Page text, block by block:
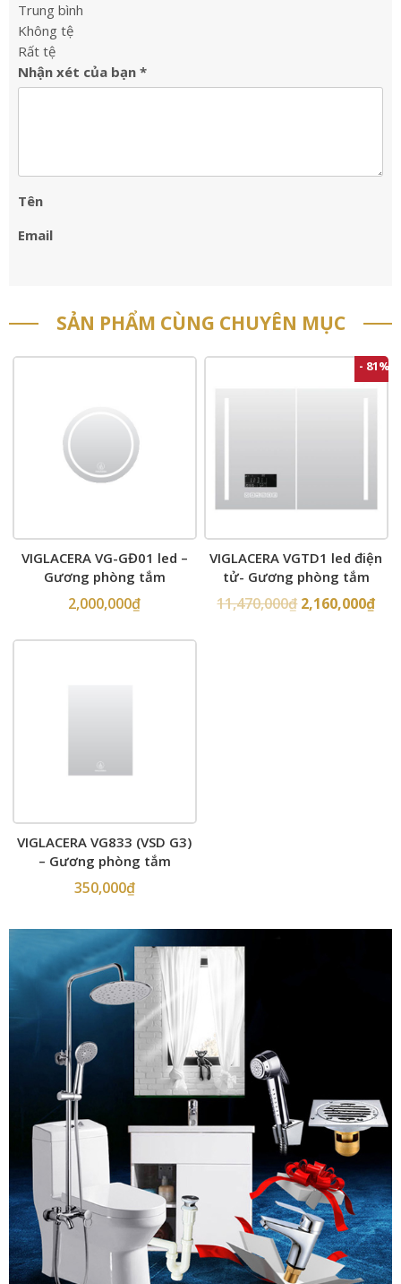
Trung bình
Không tệ
Rất tệ
Nhận xét của bạn *
Tên
Email
SẢN PHẨM CÙNG CHUYÊN MỤC
VIGLACERA VG-GĐ01 led –
Gương phòng tắm
2,000,000₫
- 81%
VIGLACERA VGTD1 led điện
tử- Gương phòng tắm
11,470,000₫ 2,160,000₫
VIGLACERA VG833 (VSD G3)
– Gương phòng tắm
500x700mm
350,000₫